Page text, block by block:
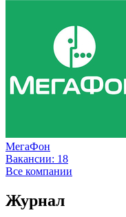
МегаФон
Вакансии: 18
Все компании
Журнал